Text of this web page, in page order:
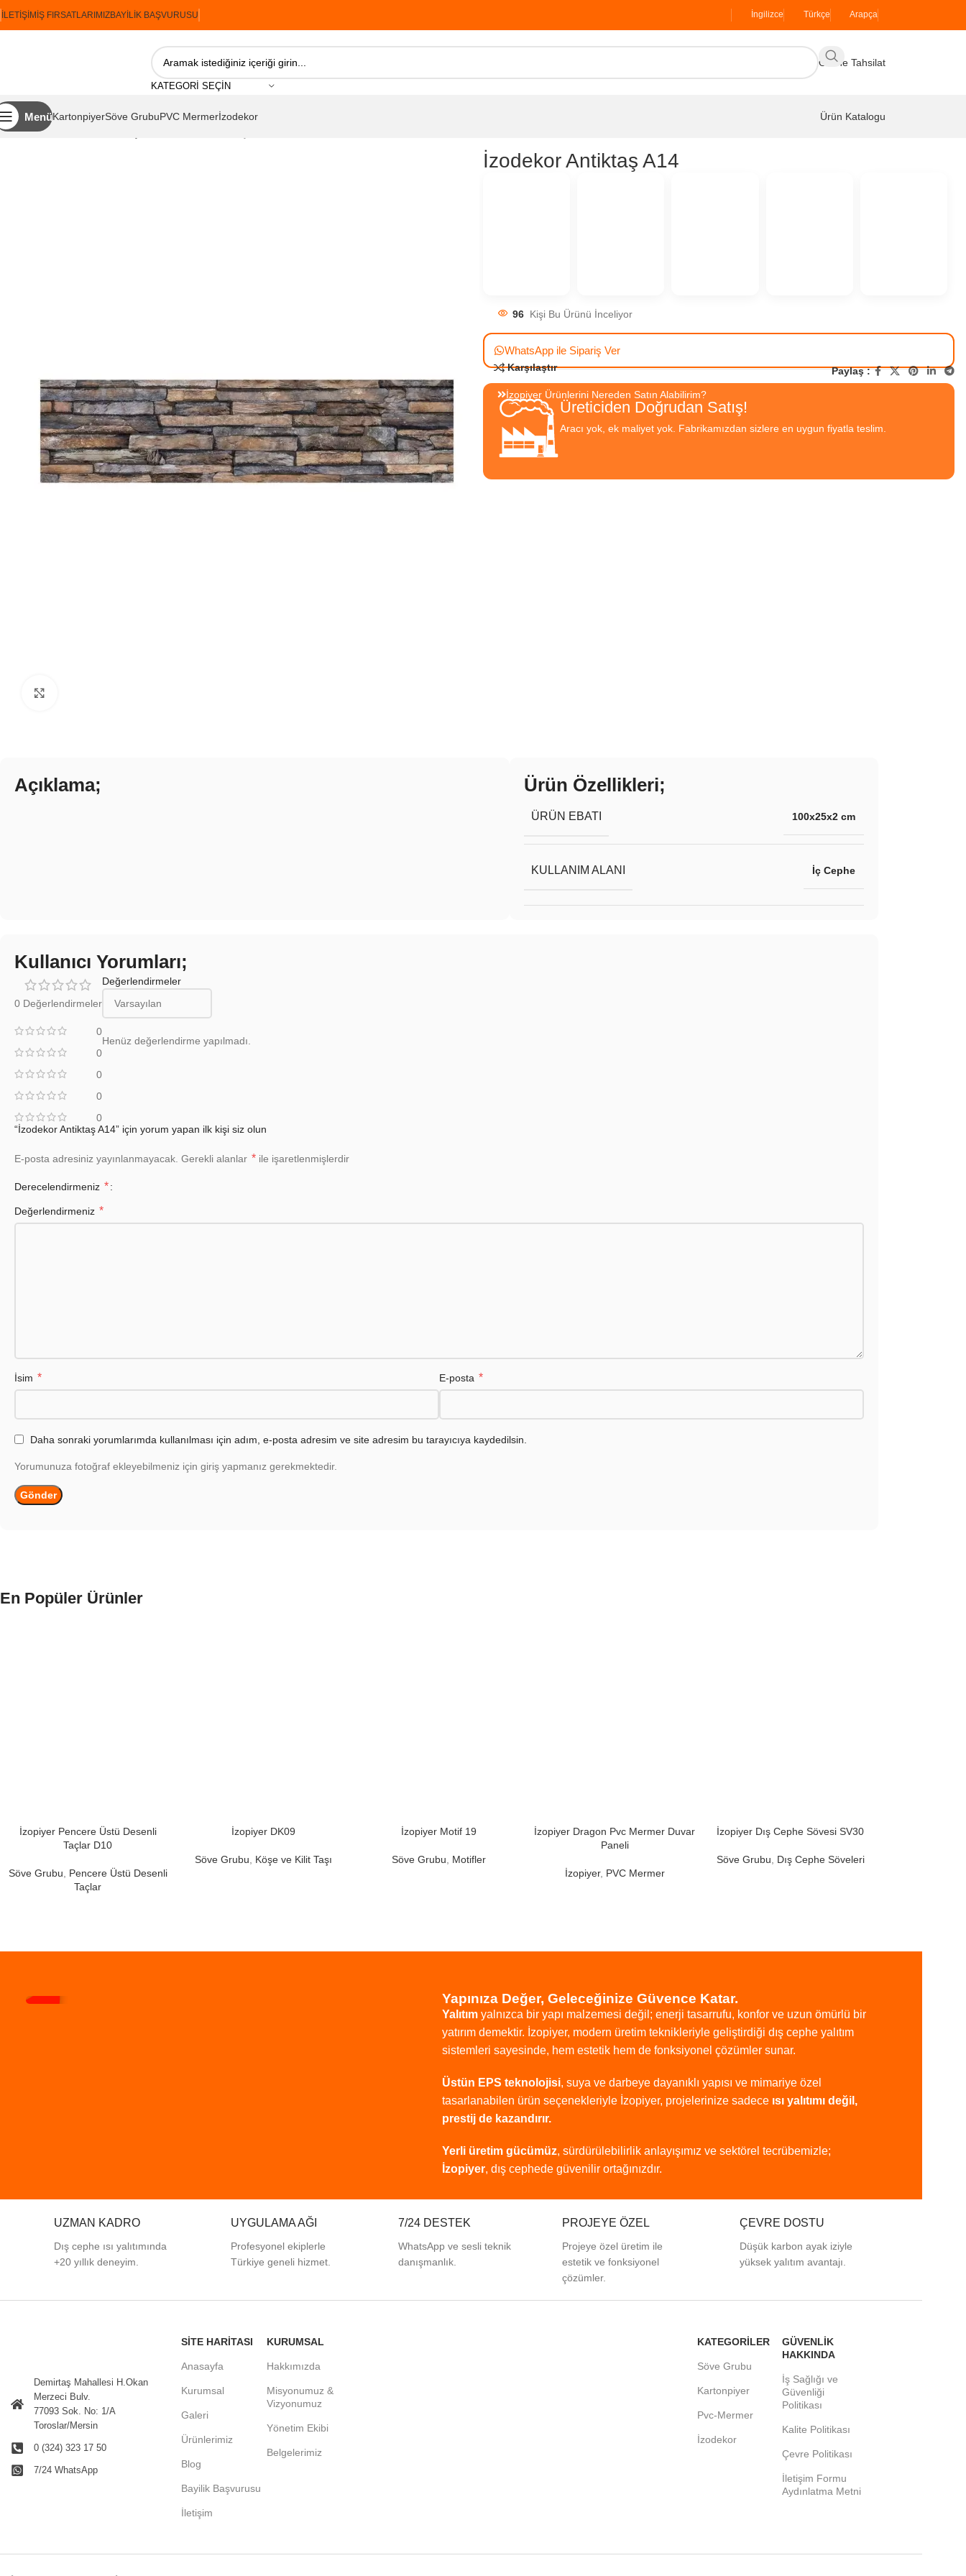
İLETIŞIM İŞ FIRSATLARIMIZBAYILIK BAŞVURUSU İngilizce Türkçe Arapça
KATEGORI SEÇIN
Online Tahsilat
MenüKartonpiyerSöve GrubuPVC Mermerİzodekor
Ürün Katalogu
Ana Sayfa
İzodekor Antiktaş A14
96 Kişi Bu Ürünü İnceliyor
WhatsApp ile Sipariş Ver
Karşılaştır Paylaş :
İzopiyer Ürünlerini Nereden Satın Alabilirim?
Üreticiden Doğrudan Satış!
Aracı yok, ek maliyet yok. Fabrikamızdan sizlere en uygun fiyatla teslim.
Açıklama; Ürün Özellikleri;
ÜRÜN EBATI 100x25x2 cm
KULLANIM ALANI İç Cephe
Kullanıcı Yorumları;
0 Değerlendirmeler
0
0
0
0
0
Değerlendirmeler
Henüz değerlendirme yapılmadı.
“İzodekor Antiktaş A14” için yorum yapan ilk kişi siz olun
E-posta adresiniz yayınlanmayacak. Gerekli alanlar * ile işaretlenmişlerdir
Derecelendirmeniz *
Değerlendirmeniz *
İsim * E-posta *
Daha sonraki yorumlarımda kullanılması için adım, e-posta adresim ve site adresim bu tarayıcıya kaydedilsin.
Yorumunuza fotoğraf ekleyebilmeniz için giriş yapmanız gerekmektedir.
En Popüler Ürünler
İzopiyer Pencere Üstü Desenli
Taçlar D10
Söve Grubu
Pencere Üstü Desenli
Taçlar
İzopiyer DK09
Söve Grubu Köşe ve Kilit Taşı
İzopiyer Motif 19
Söve Grubu Motifler
İzopiyer Dragon Pvc Mermer Duvar
Paneli
İzopiyer, PVC Mermer
İzopiyer Dış Cephe Sövesi SV30
Söve Grubu Dış Cephe Söveleri
Yapınıza Değer, Geleceğinize Güvence Katar.
Yalıtım yalnızca bir yapı malzemesi değil; enerji tasarrufu, konfor ve uzun ömürlü bir
yatırım demektir. İzopiyer, modern üretim teknikleriyle geliştirdiği dış cephe yalıtım
sistemleri sayesinde, hem estetik hem de fonksiyonel çözümler sunar.
Üstün EPS teknolojisi, suya ve darbeye dayanıklı yapısı ve mimariye özel
tasarlanabilen ürün seçenekleriyle İzopiyer, projelerinize sadece ısı yalıtımı değil,
prestij de kazandırır.
Yerli üretim gücümüz, sürdürülebilirlik anlayışımız ve sektörel tecrübemizle;
İzopiyer, dış cephede güvenilir ortağınızdır.
UZMAN KADRO
Dış cephe ısı yalıtımında
+20 yıllık deneyim.
UYGULAMA AĞI
Profesyonel ekiplerle
Türkiye geneli hizmet.
7/24 DESTEK
WhatsApp ve sesli teknik
danışmanlık.
PROJEYE ÖZEL
Projeye özel üretim ile
estetik ve fonksiyonel
çözümler.
ÇEVRE DOSTU
Düşük karbon ayak iziyle
yüksek yalıtım avantajı.
Demirtaş Mahallesi H.Okan
Merzeci Bulv.
77093 Sok. No: 1/A
Toroslar/Mersin
0 (324) 323 17 50
7/24 WhatsApp
SITE HARITASI
Anasayfa
Kurumsal
Galeri
Ürünlerimiz
Blog
Bayilik Başvurusu
İletişim
KURUMSAL
Hakkımızda
Misyonumuz &
Vizyonumuz
Yönetim Ekibi
Belgelerimiz
KATEGORİLER
Söve Grubu
Kartonpiyer
Pvc-Mermer
İzodekor
GÜVENLİK
HAKKINDA
İş Sağlığı ve
Güvenliği
Politikası
Kalite Politikası
Çevre Politikası
İletişim Formu
Aydınlatma Metni